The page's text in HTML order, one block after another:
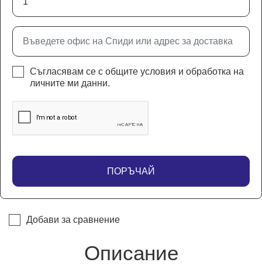
Съгласявам се с общите условия и обработка на
личните ми данни.
ПОРЪЧАЙ
Добави за сравнение
Описание